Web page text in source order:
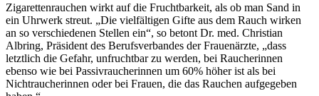
Zigarettenrauchen wirkt auf die Fruchtbarkeit, als ob man Sand in
ein Uhrwerk streut. „Die vielfältigen Gifte aus dem Rauch wirken
an so verschiedenen Stellen ein“, so betont Dr. med. Christian
Albring, Präsident des Berufsverbandes der Frauenärzte, „dass
letztlich die Gefahr, unfruchtbar zu werden, bei Raucherinnen
ebenso wie bei Passivraucherinnen um 60% höher ist als bei
Nichtraucherinnen oder bei Frauen, die das Rauchen aufgegeben